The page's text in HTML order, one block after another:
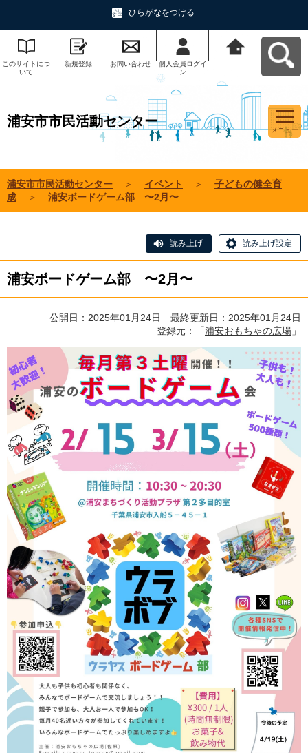
ひらがなをつける
このサイトにつ
いて
新規登録 お問い合わせ
個人会員ログイ
ン
浦安市市民活動センター
メニュー
浦安市市民活動センター ＞ イベント ＞
子どもの健全育
成
＞ 浦安ボードゲーム部 〜2月〜
読み上げ 読み上げ設定
浦安ボードゲーム部 〜2月〜
公開日：2025年01月24日 最終更新日：2025年01月24日
登録元：「浦安おもちゃの広場 」